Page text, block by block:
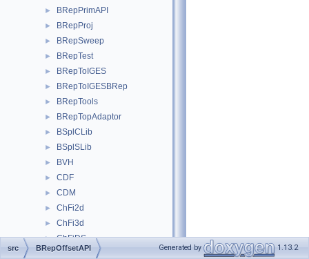
► BRepPrimAPI
► BRepProj
► BRepSweep
► BRepTest
► BRepToIGES
► BRepToIGESBRep
► BRepTools
► BRepTopAdaptor
► BSplCLib
► BSplSLib
► BVH
► CDF
► CDM
► ChFi2d
► ChFi3d
► ChFiDS
► ChFiKPart
src BRepOffsetAPI Generated by 1.13.2